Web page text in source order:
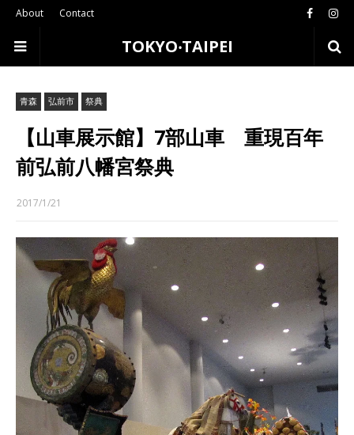
About Contact
TOKYO‧TAIPEI
青森 弘前市 祭典
【山車展示館】7部山車 重現百年
前弘前八幡宮祭典
2017/1/21